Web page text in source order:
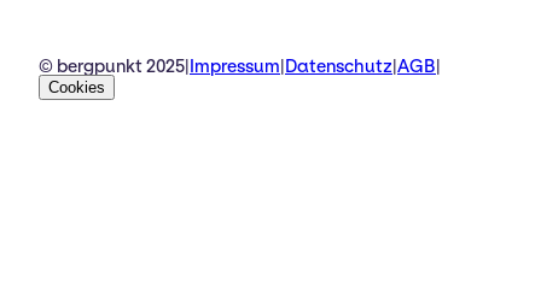
© bergpunkt 2025 Impressum Datenschutz AGB
Cookies